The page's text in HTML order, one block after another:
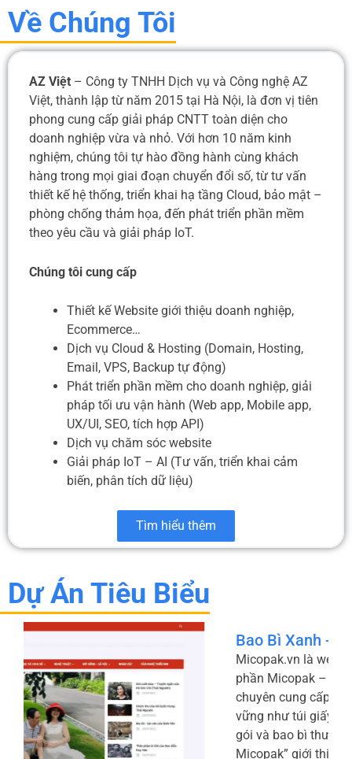
Về Chúng Tôi
AZ Việt – Công ty TNHH Dịch vụ và Công nghệ AZ
Việt, thành lập từ năm 2015 tại Hà Nội, là đơn vị tiên
phong cung cấp giải pháp CNTT toàn diện cho
doanh nghiệp vừa và nhỏ. Với hơn 10 năm kinh
nghiệm, chúng tôi tự hào đồng hành cùng khách
hàng trong mọi giai đoạn chuyển đổi số, từ tư vấn
thiết kế hệ thống, triển khai hạ tầng Cloud, bảo mật –
phòng chống thảm họa, đến phát triển phần mềm
theo yêu cầu và giải pháp IoT.
Chúng tôi cung cấp
Thiết kế Website giới thiệu doanh nghiệp,
Ecommerce…
Dịch vụ Cloud & Hosting (Domain, Hosting,
Email, VPS, Backup tự động)
Phát triển phần mềm cho doanh nghiệp, giải
pháp tối ưu vận hành (Web app, Mobile app,
UX/UI, SEO, tích hợp API)
Dịch vụ chăm sóc website
Giải pháp IoT – AI (Tư vấn, triển khai cảm
biến, phân tích dữ liệu)
Tìm hiểu thêm
Dự Án Tiêu Biểu